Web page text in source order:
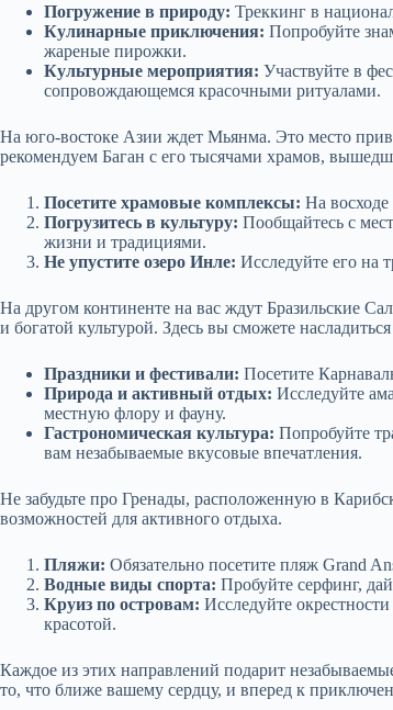
Погружение в природу: Треккинг в
Кулинарные приключения: Попробуйте
жареные пирожки.
Культурные мероприятия: Участвуйте в
сопровождающемся красочными ритуалами.
На юго-востоке Азии ждет Мьянма. Это место
рекомендуем Баган с его тысячами храмов,
Посетите храмовые комплексы: На
Погрузитесь в культуру: Пообщайтесь с
жизни и традициями.
Не упустите озеро Инле: Исследуйте его на
На другом континенте на вас ждут Бразильские
и богатой культурой. Здесь вы сможете
Праздники и фестивали: Посетите
Природа и активный отдых: Исследуйте
местную флору и фауну.
Гастрономическая культура: Попробуйте
вам незабываемые вкусовые впечатления.
Не забудьте про Гренады, расположенную в
возможностей для активного отдыха.
Пляжи: Обязательно посетите пляж Grand
Водные виды спорта: Пробуйте серфинг,
Круиз по островам: Исследуйте
красотой.
Каждое из этих направлений подарит
то, что ближе вашему сердцу, и вперед к